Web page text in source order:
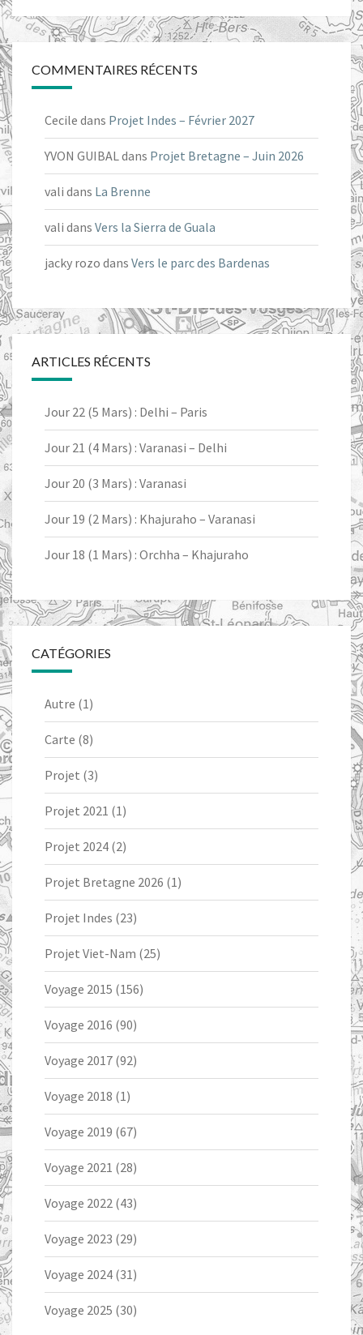
COMMENTAIRES RÉCENTS
Cecile dans Projet Indes – Février 2027
YVON GUIBALdans Projet Bretagne – Juin 2026
vali dans La Brenne
vali dans Vers la Sierra de Guala
jacky rozo dans Vers le parc des Bardenas
ARTICLES RÉCENTS
Jour 22 (5 Mars) : Delhi – Paris
Jour 21 (4 Mars) : Varanasi – Delhi
Jour 20 (3 Mars) : Varanasi
Jour 19 (2 Mars) : Khajuraho – Varanasi
Jour 18 (1 Mars) : Orchha – Khajuraho
CATÉGORIES
Autre (1)
Carte (8)
Projet (3)
Projet 2021 (1)
Projet 2024 (2)
Projet Bretagne 2026 (1)
Projet Indes (23)
Projet Viet-Nam (25)
Voyage 2015 (156)
Voyage 2016 (90)
Voyage 2017 (92)
Voyage 2018 (1)
Voyage 2019 (67)
Voyage 2021 (28)
Voyage 2022 (43)
Voyage 2023 (29)
Voyage 2024 (31)
Voyage 2025 (30)